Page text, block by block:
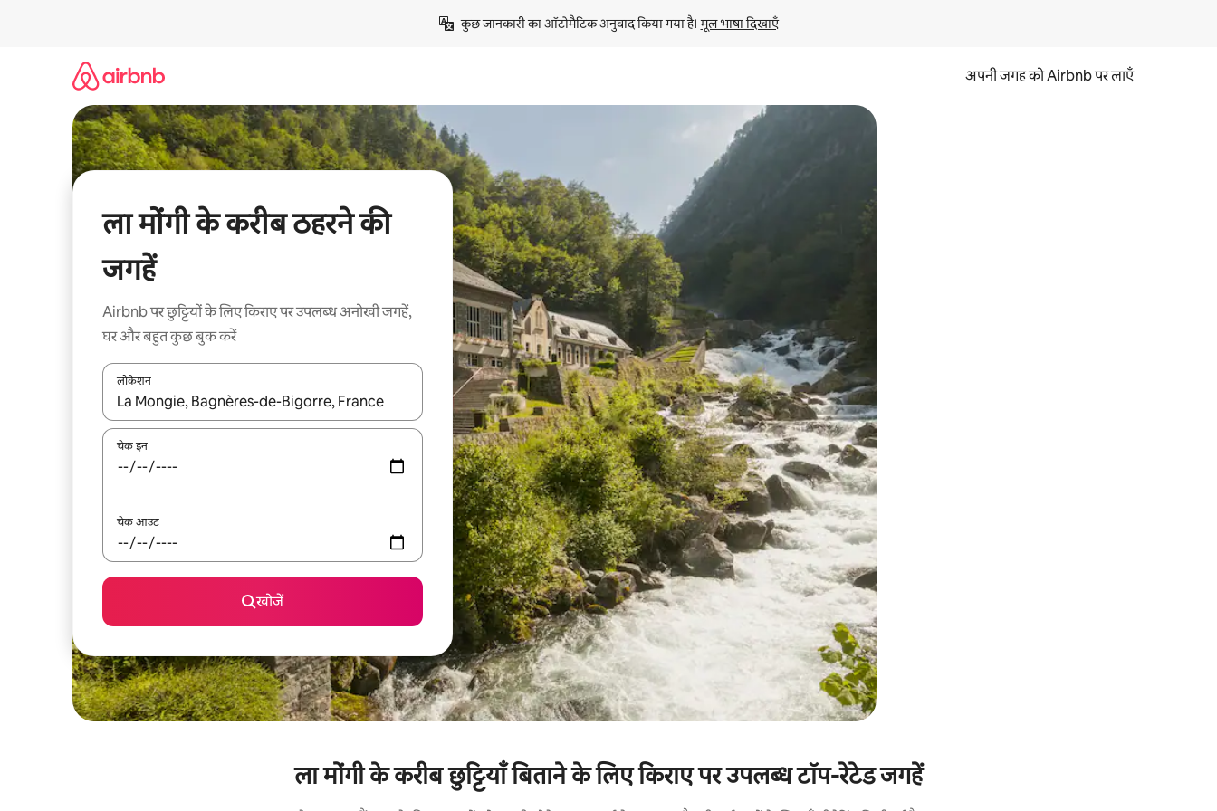
कुछ जानकारी का ऑटोमैटिक अनुवाद किया गया है। मूल भाषा दिखाएँ
अपनी जगह को Airbnb पर लाएँ
ला मोंगी के करीब ठहरने की
जगहें
Airbnb पर छुट्टियों के लिए किराए पर उपलब्ध अनोखी जगहें,
घर और बहुत कुछ बुक करें
लोकेशन
नतीजों के उपलब्ध होने पर, अप और डाउन 'ऐरो की' का इस्तेमाल करके नेविगेट करें या टच या फिर स्वाइप जेस्चर का इस्तेमाल करके एक्सप्लोर करें।
चेक इन
चेक आउट
खोजें
ला मोंगी के करीब छुट्टियाँ बिताने के लिए किराए पर उपलब्ध टॉप-रेटेड जगहें